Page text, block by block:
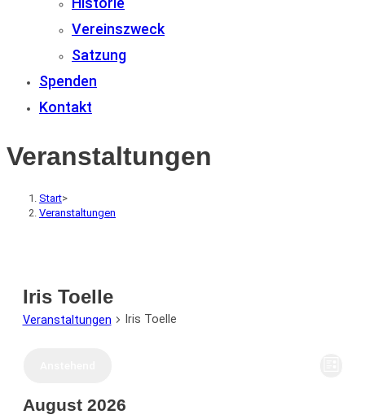
Vereinszweck
Satzung
Spenden
Kontakt
Veranstaltungen
Start>
Veranstaltungen
Iris Toelle
Veranstaltungen Iris Toelle
wählen.
August 2026